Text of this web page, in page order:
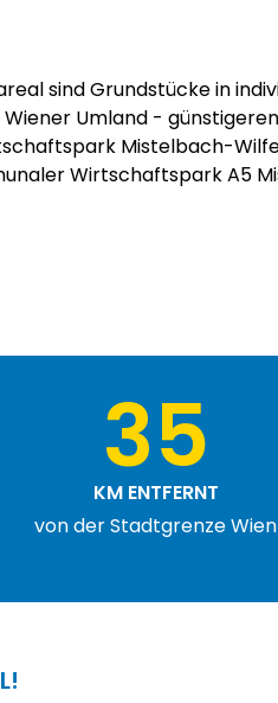
35
KM ENTFERNT
von der Stadtgrenze Wien